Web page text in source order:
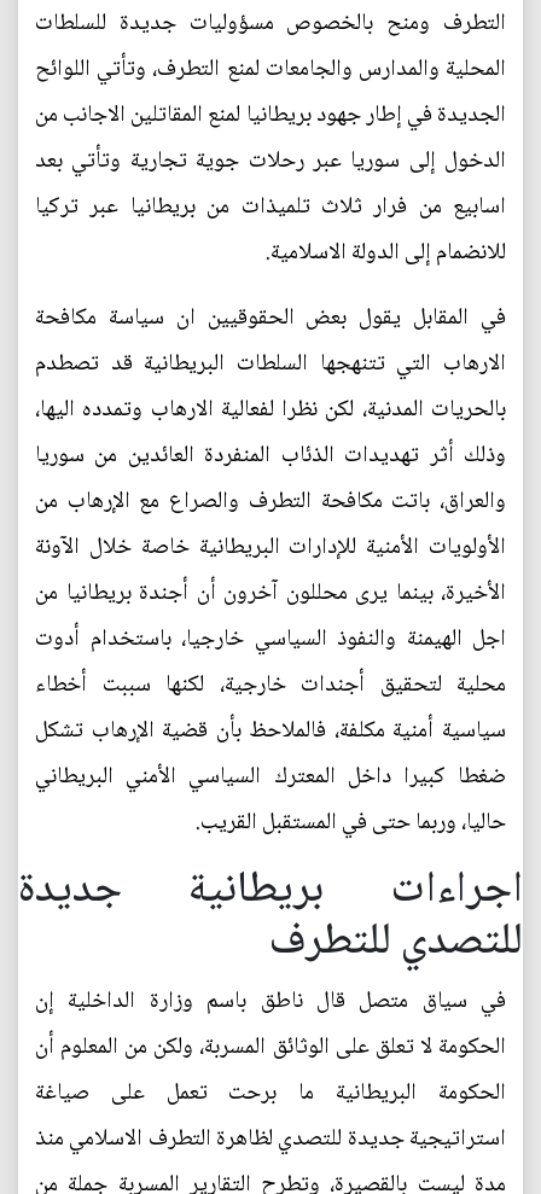
التطرف ومنح بالخصوص مسؤوليات جديدة للسلطات
المحلية والمدارس والجامعات لمنع التطرف، وتأتي اللوائح
الجديدة في إطار جهود بريطانيا لمنع المقاتلين الاجانب من
الدخول إلى سوريا عبر رحلات جوية تجارية وتأتي بعد
اسابيع من فرار ثلاث تلميذات من بريطانيا عبر تركيا
للانضمام إلى الدولة الاسلامية.
في المقابل يقول بعض الحقوقيين ان سياسة مكافحة
الارهاب التي تتنهجها السلطات البريطانية قد تصطدم
بالحريات المدنية، لكن نظرا لفعالية الارهاب وتمدده اليها،
وذلك أثر تهديدات الذئاب المنفردة العائدين من سوريا
والعراق، باتت مكافحة التطرف والصراع مع الإرهاب من
الأولويات الأمنية للإدارات البريطانية خاصة خلال الآونة
الأخيرة، بينما يرى محللون آخرون أن أجندة بريطانيا من
اجل الهيمنة والنفوذ السياسي خارجيا، باستخدام أدوت
محلية لتحقيق أجندات خارجية، لكنها سببت أخطاء
سياسية أمنية مكلفة، فالملاحظ بأن قضية الإرهاب تشكل
ضغطا كبيرا داخل المعترك السياسي الأمني البريطاني
حاليا، وربما حتى في المستقبل القريب.
اجراءات بريطانية جديدة
للتصدي للتطرف
في سياق متصل قال ناطق باسم وزارة الداخلية إن
الحكومة لا تعلق على الوثائق المسربة، ولكن من المعلوم أن
الحكومة البريطانية ما برحت تعمل على صياغة
استراتيجية جديدة للتصدي لظاهرة التطرف الاسلامي منذ
مدة ليست بالقصيرة، وتطرح التقارير المسربة جملة من